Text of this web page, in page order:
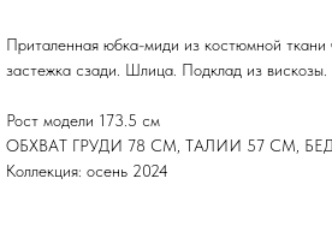
Приталенная юбка-миди из костюмной ткани
застежка сзади. Шлица. Подклад из вискозы.
Рост модели 173.5 см
ОБХВАТ ГРУДИ 78 СМ, ТАЛИИ 57 СМ,
Коллекция: осень 2024